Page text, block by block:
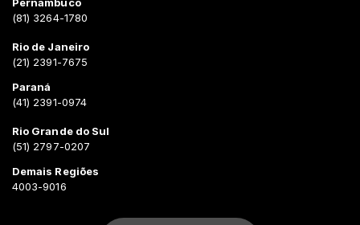
Pernambuco
(81) 3264-1780
Rio de Janeiro
(21) 2391-7675
Paraná
(41) 2391-0974
Rio Grande do Sul
(51) 2797-0207
Demais Regiões
4003-9016